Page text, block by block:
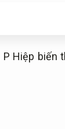
P Hiệp biến